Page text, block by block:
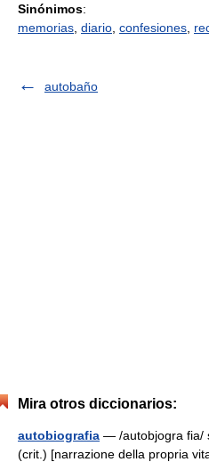
Sinónimos:
memorias diario confesiones
autobaño
Mira otros diccionarios:
autobiografia — /autobjogra fia/
(crit.) [narrazione della propria